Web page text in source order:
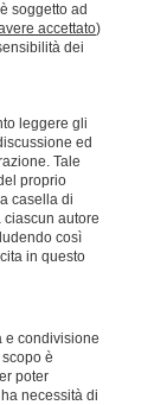
soggetto ad
accettato)
dei
leggere gli
ed
Tale
proprio
casella di
autore
così
in questo
e condivisione
è
poter
necessità di